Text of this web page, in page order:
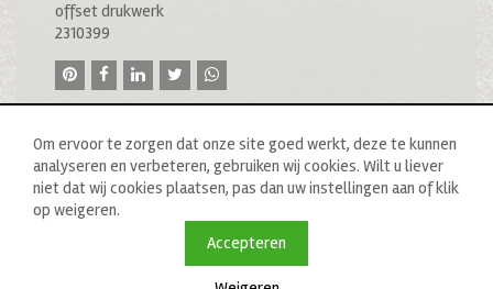
offset drukwerk
2310399
© 2020 drukkerij raddraaier b.v., van ostadestraat 233b, 1073
tn amsterdam, t: 020 673 05 78, f: 020 676 71 00,
info@raddraaierssp.nl
Om ervoor te zorgen dat onze site goed werkt, deze te kunnen
analyseren en verbeteren, gebruiken wij cookies. Wilt u liever
niet dat wij cookies plaatsen, pas dan uw instellingen aan of klik
op weigeren.
Accepteren